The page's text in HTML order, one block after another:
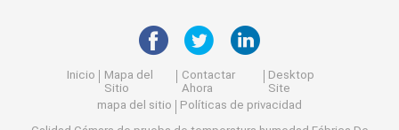
equipo de prueba de la materia textil
Equipo de prueba adhesivo
Inicio
Mapa del
Sitio
Contactar
Ahora
Desktop
Site
mapa del sitio
Políticas de privacidad